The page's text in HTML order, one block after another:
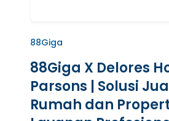
88Giga
88Giga X Delores
Parsons | Solusi
Rumah dan